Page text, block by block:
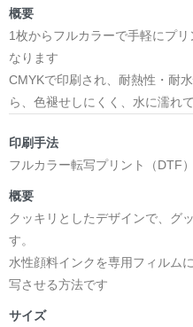
概要
1枚からフルカラーで手軽にプ
なります
CMYKで印刷され、耐熱性・耐
ら、色褪せしにくく、水に濡れ
印刷手法
フルカラー転写プリント（DTF）
概要
クッキリとしたデザインで、グ
す。
水性顔料インクを専用フィルム
写させる方法です
サイズ